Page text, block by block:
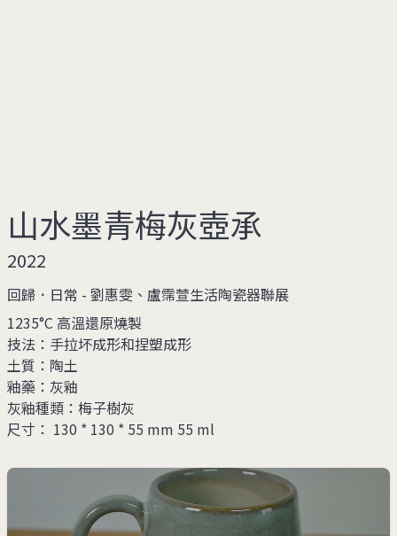
山水墨青梅灰壺承
2022
回歸．日常 - 劉惠雯、盧霈萱生活陶瓷器聯展
1235°C 高溫還原燒製
技法： 手拉坏成形和捏塑成形
土質： 陶土
釉藥： 灰釉
灰釉種類： 梅子樹灰
尺寸： 130 * 130 * 55 mm 55 ml